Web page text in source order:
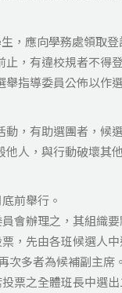
，應向學務處領取
，有違校規者不得
指導委員公佈以作
，有助選團者，候
人，與行動破壞其
前舉行。
會辦理之，其組織要
，先由各班候選人
次多者為候補副主席。
票之全體班長中選